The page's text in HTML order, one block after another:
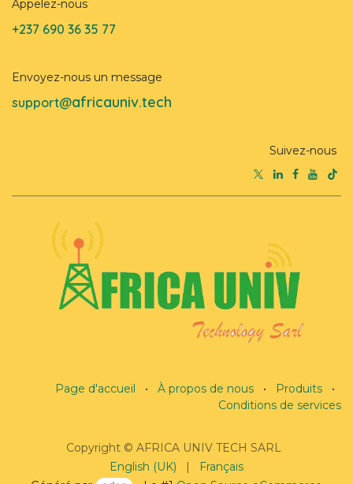
Appelez-nous
+237 690 36 35 77
Envoyez-nous un message
support@africauniv.tech
Suivez-nous
Page d'accueil • À propos de nous • Produits
•
Conditions de services
Copyright © AFRICA UNIV TECH SARL
English (UK)
|
Français